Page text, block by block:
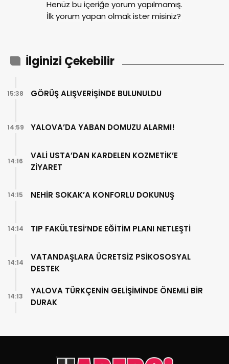
Henüz bu içeriğe yorum yapılmamış.
İlk yorum yapan olmak ister misiniz?
İlginizi Çekebilir
GÖRÜŞ ALIŞVERİŞİNDE BULUNULDU
15:38
YALOVA’DA YABAN DOMUZU ALARMI!
14:59
VALİ USTA’DAN KARDELEN KOZMETİK’E
ZİYARET
14:16
NEHİR SOKAK’A KONFORLU DOKUNUŞ
14:15
TIP FAKÜLTESİ’NDE EĞİTİM PLANI NETLEŞTİ
14:14
VATANDAŞLARA ÜCRETSİZ PSİKOSOSYAL
DESTEK
14:14
YALOVA TÜRKÇENİN GELİŞİMİNDE ÖNEMLİ BİR
DURAK
14:13